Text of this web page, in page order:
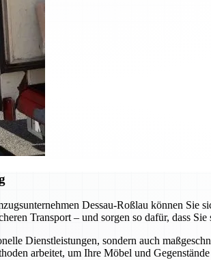
Dessau-Roßlau können Sie
Transport – und sorgen so dafür, dass
Dienstleistungen, sondern auch
arbeitet, um Ihre Möbel und